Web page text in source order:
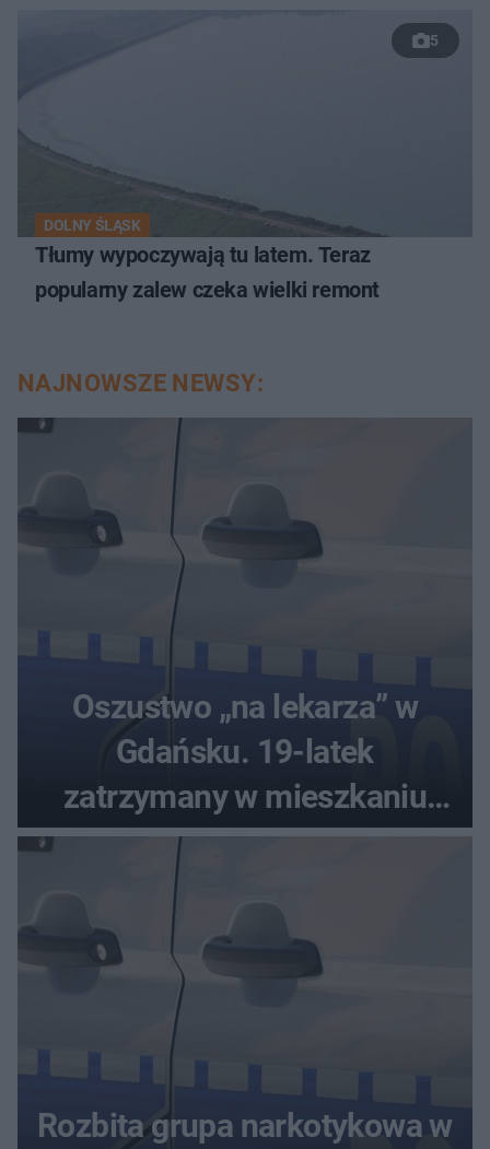
5
DOLNY ŚLĄSK
Tłumy wypoczywają tu latem. Teraz
popularny zalew czeka wielki remont
NAJNOWSZE NEWSY:
Oszustwo „na lekarza” w
Gdańsku. 19-latek
zatrzymany w mieszkaniu
seniora
Rozbita grupa narkotykowa w